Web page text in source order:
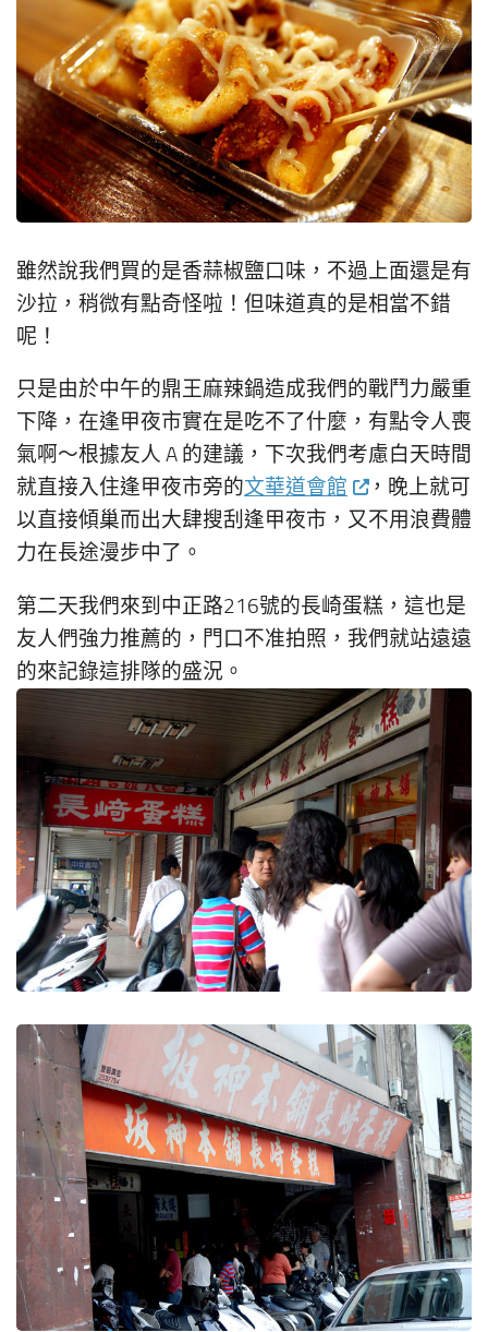
雖然說我們買的是香蒜椒鹽口味，不過上面還是有
沙拉，稍微有點奇怪啦！但味道真的是相當不錯
呢！
只是由於中午的鼎王麻辣鍋造成我們的戰鬥力嚴重
下降，在逢甲夜市實在是吃不了什麼，有點令人喪
氣啊～根據友人 A 的建議，下次我們考慮白天時間
就直接入住逢甲夜市旁的文華道會館
，晚上就可
以直接傾巢而出大肆搜刮逢甲夜市，又不用浪費體
力在長途漫步中了。
第二天我們來到中正路216號的長崎蛋糕，這也是
友人們強力推薦的，門口不准拍照，我們就站遠遠
的來記錄這排隊的盛況。